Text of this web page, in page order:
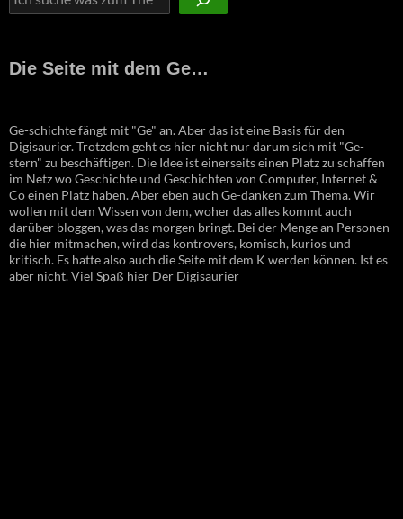
Die Seite mit dem Ge…
Ge-schichte fängt mit "Ge" an. Aber das ist eine Basis für den
Digisaurier. Trotzdem geht es hier nicht nur darum sich mit "Ge-
stern" zu beschäftigen. Die Idee ist einerseits einen Platz zu schaffen
im Netz wo Geschichte und Geschichten von Computer, Internet &
Co einen Platz haben. Aber eben auch Ge-danken zum Thema. Wir
wollen mit dem Wissen von dem, woher das alles kommt auch
darüber bloggen, was das morgen bringt. Bei der Menge an Personen
die hier mitmachen, wird das kontrovers, komisch, kurios und
kritisch. Es hatte also auch die Seite mit dem K werden können. Ist es
aber nicht. Viel Spaß hier Der Digisaurier